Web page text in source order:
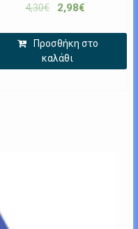
4,30€ 2,98€
Προσθήκη στο
καλάθι